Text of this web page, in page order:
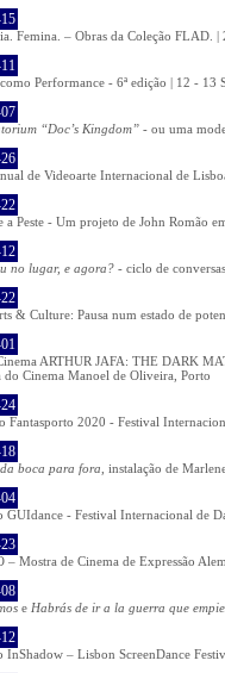
Femina. – Obras da Coleção FLAD.
Performance - 6ª edição | 12 - 13
“Doc’s Kingdom” - ou uma
de Videoarte Internacional de
a Peste - Um projeto de John Romão
no lugar, e agora? - ciclo de
& Culture: Pausa num estado de
ARTHUR JAFA: THE DARK
do Cinema Manoel de Oliveira, Porto
Fantasporto 2020 - Festival
boca para fora , instalação de
GUIdance - Festival Internacional de
– Mostra de Cinema de Expressão
e Habrás de ir a la guerra que
InShadow – Lisbon ScreenDance